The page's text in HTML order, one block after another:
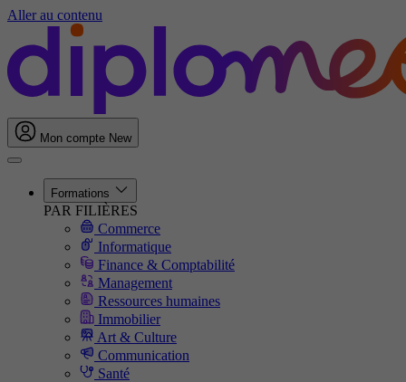
Aller au contenu
Mon compte New
Formations
PAR FILIÈRES
Commerce
Informatique
Finance & Comptabilité
Management
Ressources humaines
Immobilier
Art & Culture
Communication
Santé